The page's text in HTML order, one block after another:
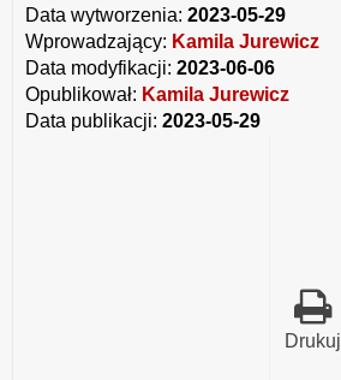
Data wytworzenia: 2023-05-29
Wprowadzający: Kamila Jurewicz
Data modyfikacji: 2023-06-06
Opublikował: Kamila Jurewicz
Data publikacji: 2023-05-29
Drukuj